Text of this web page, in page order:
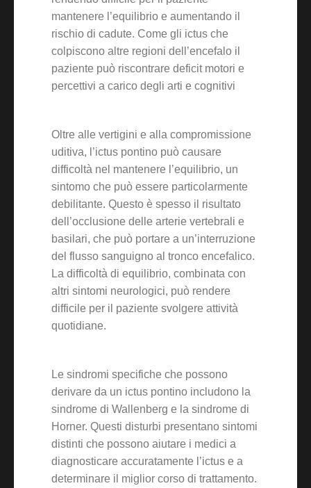
mantenere l’equilibrio e aumentando il
rischio di cadute. Come gli ictus che
colpiscono altre regioni dell’encefalo il
paziente può riscontrare deficit motori e
percettivi a carico degli arti e cognitivi
Oltre alle vertigini e alla compromissione
uditiva, l’ictus pontino può causare
difficoltà nel mantenere l’equilibrio, un
sintomo che può essere particolarmente
debilitante. Questo è spesso il risultato
dell’occlusione delle arterie vertebrali e
basilari, che può portare a un’interruzione
del flusso sanguigno al tronco encefalico.
La difficoltà di equilibrio, combinata con
altri sintomi neurologici, può rendere
difficile per il paziente svolgere attività
quotidiane.
Le sindromi specifiche che possono
derivare da un ictus pontino includono la
sindrome di Wallenberg e la sindrome di
Horner. Questi disturbi presentano sintomi
distinti che possono aiutare i medici a
diagnosticare accuratamente l’ictus e a
determinare il miglior corso di trattamento.